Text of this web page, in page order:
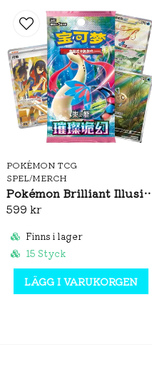
POKÉMON TCG
SPEL/MERCH
Pokémon Brilliant Illusions
599 kr
Finns i lager
15 Styck
LÄGG I VARUKORGEN